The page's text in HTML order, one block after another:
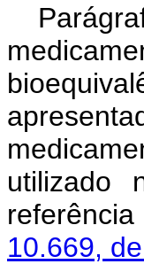
utilizado
10.669,